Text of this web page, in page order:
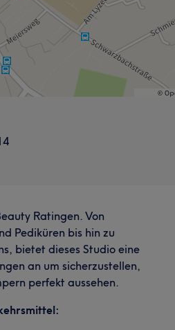
Ratingen. Von
Pediküren bis hin zu
bietet dieses Studio eine
an um sicherzustellen,
perfekt aussehen.